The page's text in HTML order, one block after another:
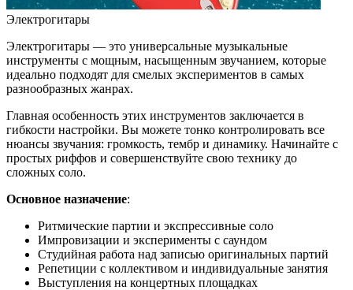
Электрогитары
Электрогитары — это универсальные музыкальные
инструменты с мощным, насыщенным звучанием, которые
идеально подходят для смелых экспериментов в самых
разнообразных жанрах.
Главная особенность этих инструментов заключается в
гибкости настройки. Вы можете тонко контролировать все
нюансы звучания: громкость, тембр и динамику. Начинайте с
простых риффов и совершенствуйте свою технику до
сложных соло.
Основное назначение:
Ритмические партии и экспрессивные соло
Импровизации и эксперименты с саундом
Студийная работа над записью оригинальных партий
Репетиции с коллективом и индивидуальные занятия
Выступления на концертных площадках